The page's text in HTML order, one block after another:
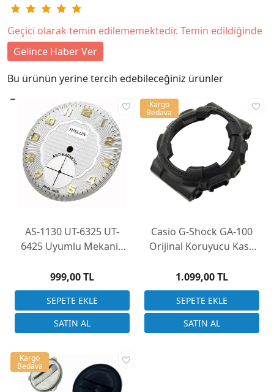
Geçici olarak temin edilememektedir. Temin edildiğinde
Gelince Haber Ver
Bu ürünün yerine tercih edebileceğiniz ürünler
AS-1130 UT-6325 UT-
6425 Uyumlu Mekanik
999,00 TL
Casio G-Shock GA-100
Orijinal Koruyucu Kasa
1.099,00 TL
Kargo
Bedava
Kargo
Bedava